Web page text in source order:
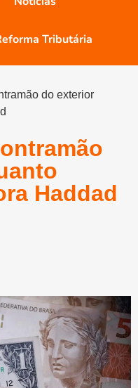
Tributária
do exterior
Haddad